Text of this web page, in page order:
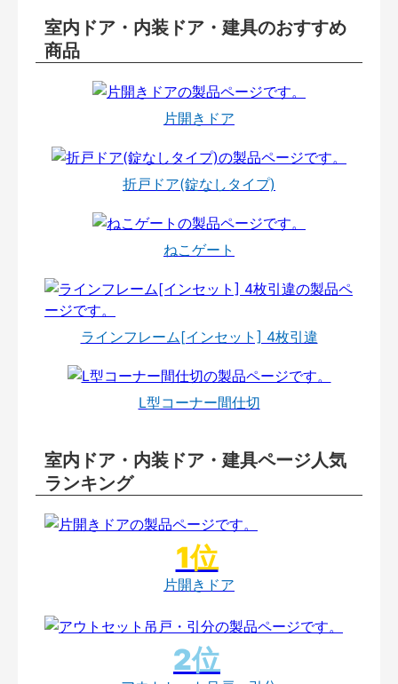
室内ドア・内装ドア・建具のおすすめ
商品
片開きドア
折戸ドア(錠なしタイプ)
ねこゲート
ラインフレーム[インセット] 4枚引違
L型コーナー間仕切
室内ドア・内装ドア・建具ページ人気
ランキング
片開きドア